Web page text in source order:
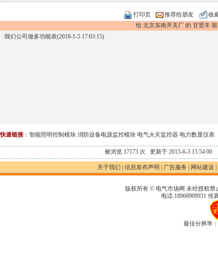
打印页 推荐给朋友
收
给 北京东南开关厂 的 甘贤丰
·我们公司做多功能表(2018-1-5 17:03:15)
快速链接： 智能照明控制模块 消防设备电源监控模块 电气火灾监控器 电力数显仪表
被浏览 17173 次 更新于 2015-6-3 15:54:00
关于我们 信息发布声明 广告服务 网站建设
版权所有 © 电气市场网 未经授权
电话:18968909931 传
最佳分辨率